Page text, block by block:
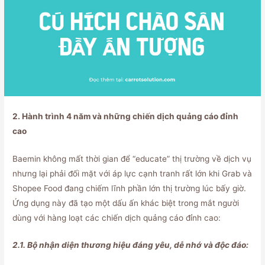
2. Hành trình 4 năm và những chiến dịch quảng cáo đỉnh
cao
Baemin không mất thời gian để “educate” thị trường về dịch vụ
nhưng lại phải đối mặt với áp lực cạnh tranh rất lớn khi Grab và
Shopee Food đang chiếm lĩnh phần lớn thị trường lúc bấy giờ.
Ứng dụng này đã tạo một dấu ấn khác biệt trong mắt người
dùng với hàng loạt các chiến dịch quảng cáo đỉnh cao:
2.1. Bộ nhận diện thương hiệu đáng yêu, dễ nhớ và độc đáo: